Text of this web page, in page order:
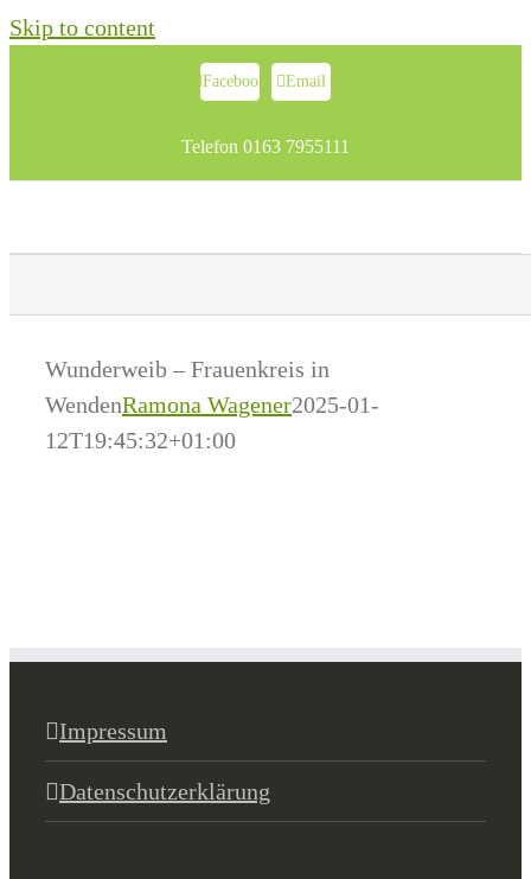
Skip to content
Facebook Email
Telefon 0163 7955111
Wunderweib – Frauenkreis in
WendenRamona Wagener2025-01-
12T19:45:32+01:00
Impressum
Datenschutzerklärung